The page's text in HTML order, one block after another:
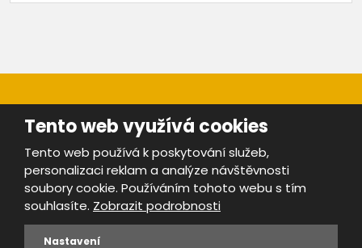
Provozovatel portálu ŠROTY.cz je
Mapa stránek |Bezpečnost a ochrana osobních údajů
Podmínky použití
Tento web využívá cookies
Tento web používá k poskytování služeb,
personalizaci reklam a analýze návštěvnosti
soubory cookie. Používáním tohoto webu s tím
souhlasíte. Zobrazit podrobnosti
Nastavení